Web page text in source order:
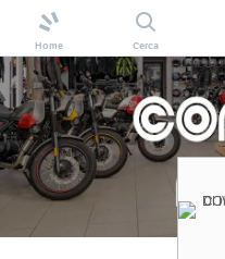
Home Cerca